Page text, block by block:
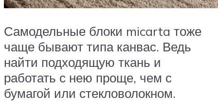
Самодельные блоки micarta тоже
чаще бывают типа канвас. Ведь
найти подходящую ткань и
работать с нею проще, чем с
бумагой или стекловолокном.